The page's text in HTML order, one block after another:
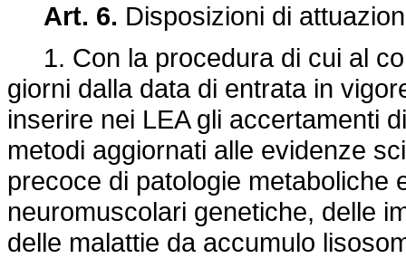
Art. 6. Disposizioni di
1. Con la procedura di cui al
giorni dalla data di entrata in
inserire nei LEA gli accertamenti
metodi aggiornati alle evidenze
precoce di patologie metaboliche
neuromuscolari genetiche, delle
delle malattie da accumulo